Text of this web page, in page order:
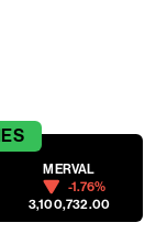
MERVAL
-1.76%
3,100,732.00